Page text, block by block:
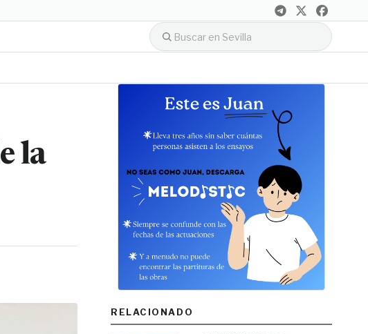
la
RELACIONADO